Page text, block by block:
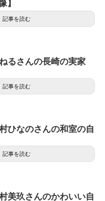
】
記事を読む
るさんの長崎の実家
記事を読む
ひなのさんの和室の自
記事を読む
美玖さんのかわいい自